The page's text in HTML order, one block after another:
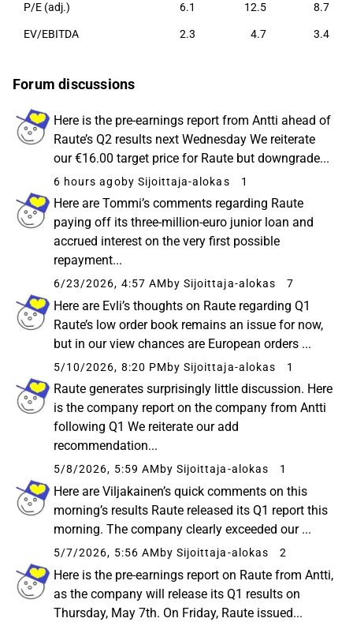
P/E (adj.) 6.1 12.5 8.7
EV/EBITDA 2.3 4.7 3.4
Forum discussions
Here is the pre-earnings report from Antti ahead of
Raute’s Q2 results next Wednesday We reiterate
our €16.00 target price for Raute but downgrade...
6 hours agoby Sijoittaja-alokas 1
Here are Tommi’s comments regarding Raute
paying off its three-million-euro junior loan and
accrued interest on the very first possible
repayment...
6/23/2026, 4:57 AM by Sijoittaja-alokas 7
Here are Evli’s thoughts on Raute regarding Q1
Raute’s low order book remains an issue for now,
but in our view chances are European orders ...
5/10/2026, 8:20 PM by Sijoittaja-alokas 1
Raute generates surprisingly little discussion. Here
is the company report on the company from Antti
following Q1 We reiterate our add
recommendation...
5/8/2026, 5:59 AM by Sijoittaja-alokas 1
Here are Viljakainen’s quick comments on this
morning’s results Raute released its Q1 report this
morning. The company clearly exceeded our ...
5/7/2026, 5:56 AM by Sijoittaja-alokas 2
Here is the pre-earnings report on Raute from Antti,
as the company will release its Q1 results on
Thursday, May 7th. On Friday, Raute issued...